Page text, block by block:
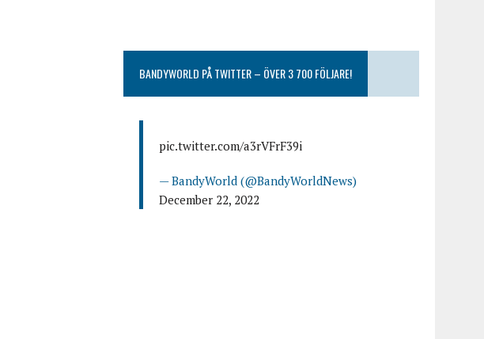
BANDYWORLD PÅ TWITTER – ÖVER 3 700 FÖLJARE!
pic.twitter.com/a3rVFrF39i
— BandyWorld (@BandyWorldNews)
December 22, 2022